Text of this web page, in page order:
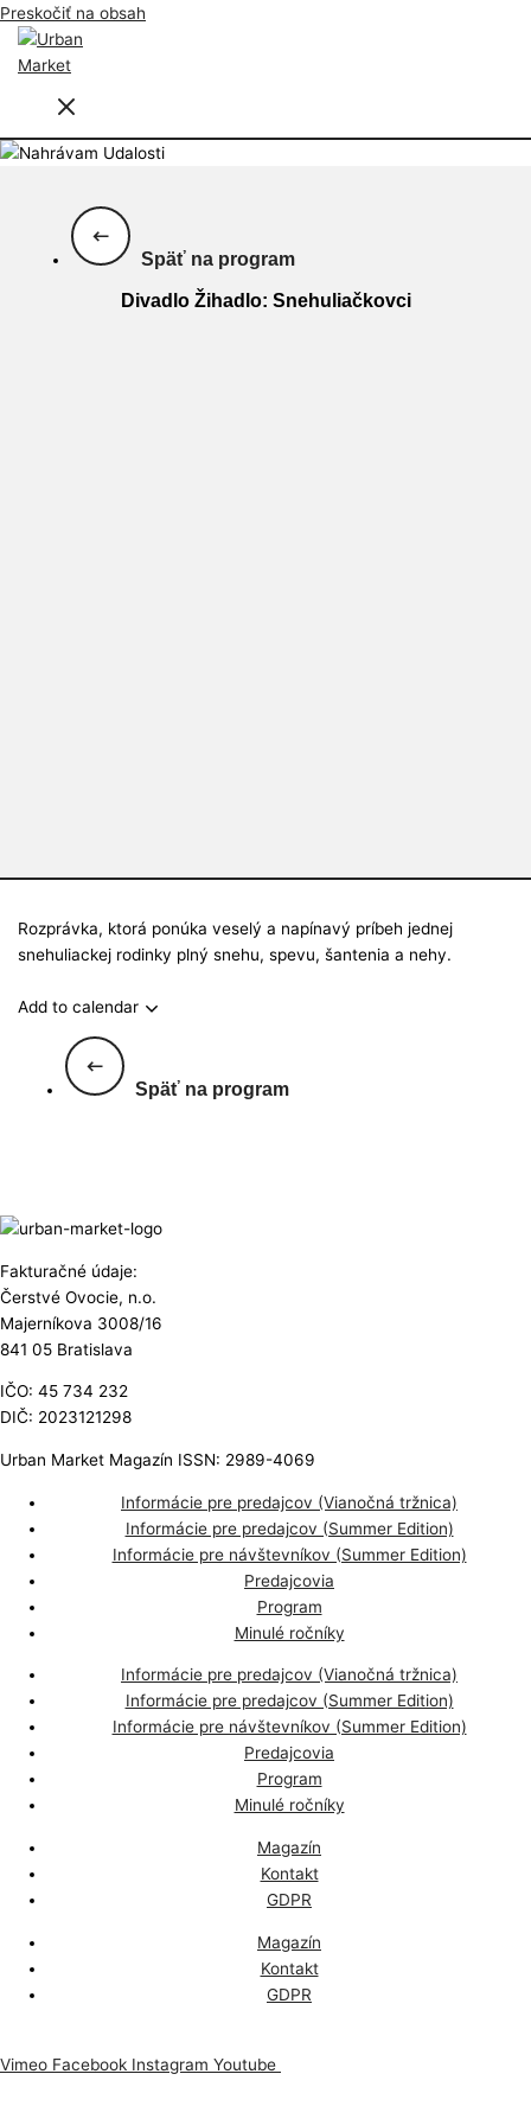
Preskočiť na obsah
Späť na program
Divadlo Žihadlo: Snehuliačkovci
Rozprávka, ktorá ponúka veselý a napínavý príbeh jednej
snehuliackej rodinky plný snehu, spevu, šantenia a nehy.
Add to calendar
Späť na program
Fakturačné údaje:
Čerstvé Ovocie, n.o.
Majerníkova 3008/16
841 05 Bratislava
IČO: 45 734 232
DIČ: 2023121298
Urban Market Magazín ISSN: 2989-4069
Informácie pre predajcov (Vianočná tržnica)
Informácie pre predajcov (Summer Edition)
Informácie pre návštevníkov (Summer Edition)
Predajcovia
Program
Minulé ročníky
Informácie pre predajcov (Vianočná tržnica)
Informácie pre predajcov (Summer Edition)
Informácie pre návštevníkov (Summer Edition)
Predajcovia
Program
Minulé ročníky
Magazín
Kontakt
GDPR
Magazín
Kontakt
GDPR
Vimeo Facebook Instagram Youtube